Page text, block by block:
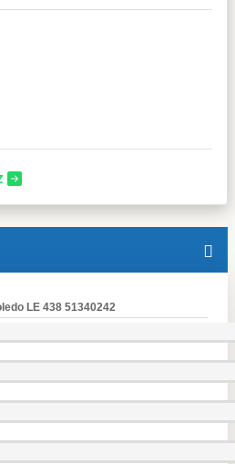
LE 438 51340242